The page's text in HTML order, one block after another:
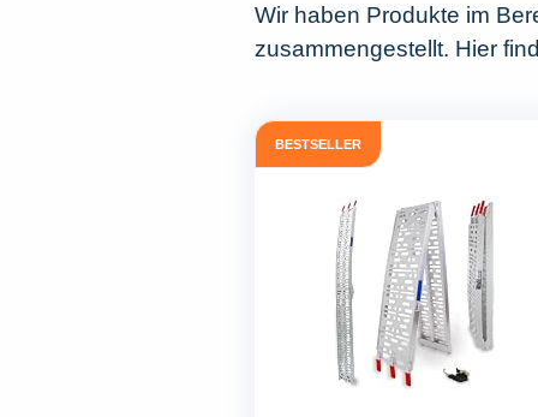
Wir haben Produkte im
zusammengestellt. Hier
BESTSELLER